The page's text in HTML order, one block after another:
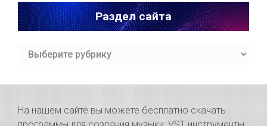
Раздел сайта
Раздел
На нашем сайте вы можете бесплатно скачать